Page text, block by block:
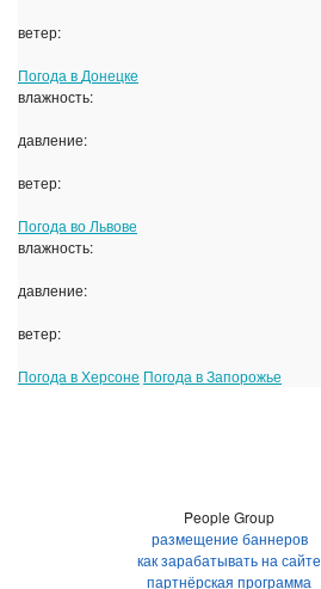
ветер:
Погода в Донецке
влажность:
давление:
ветер:
Погода во Львове
влажность:
давление:
ветер:
Погода в Херсоне Погода в Запорожье
People Group
размещение баннеров
как зарабатывать на сайте
партнёрская программа